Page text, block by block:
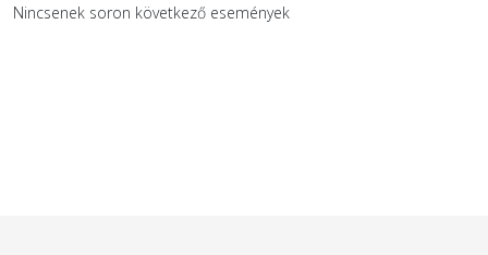
Nincsenek soron következő események